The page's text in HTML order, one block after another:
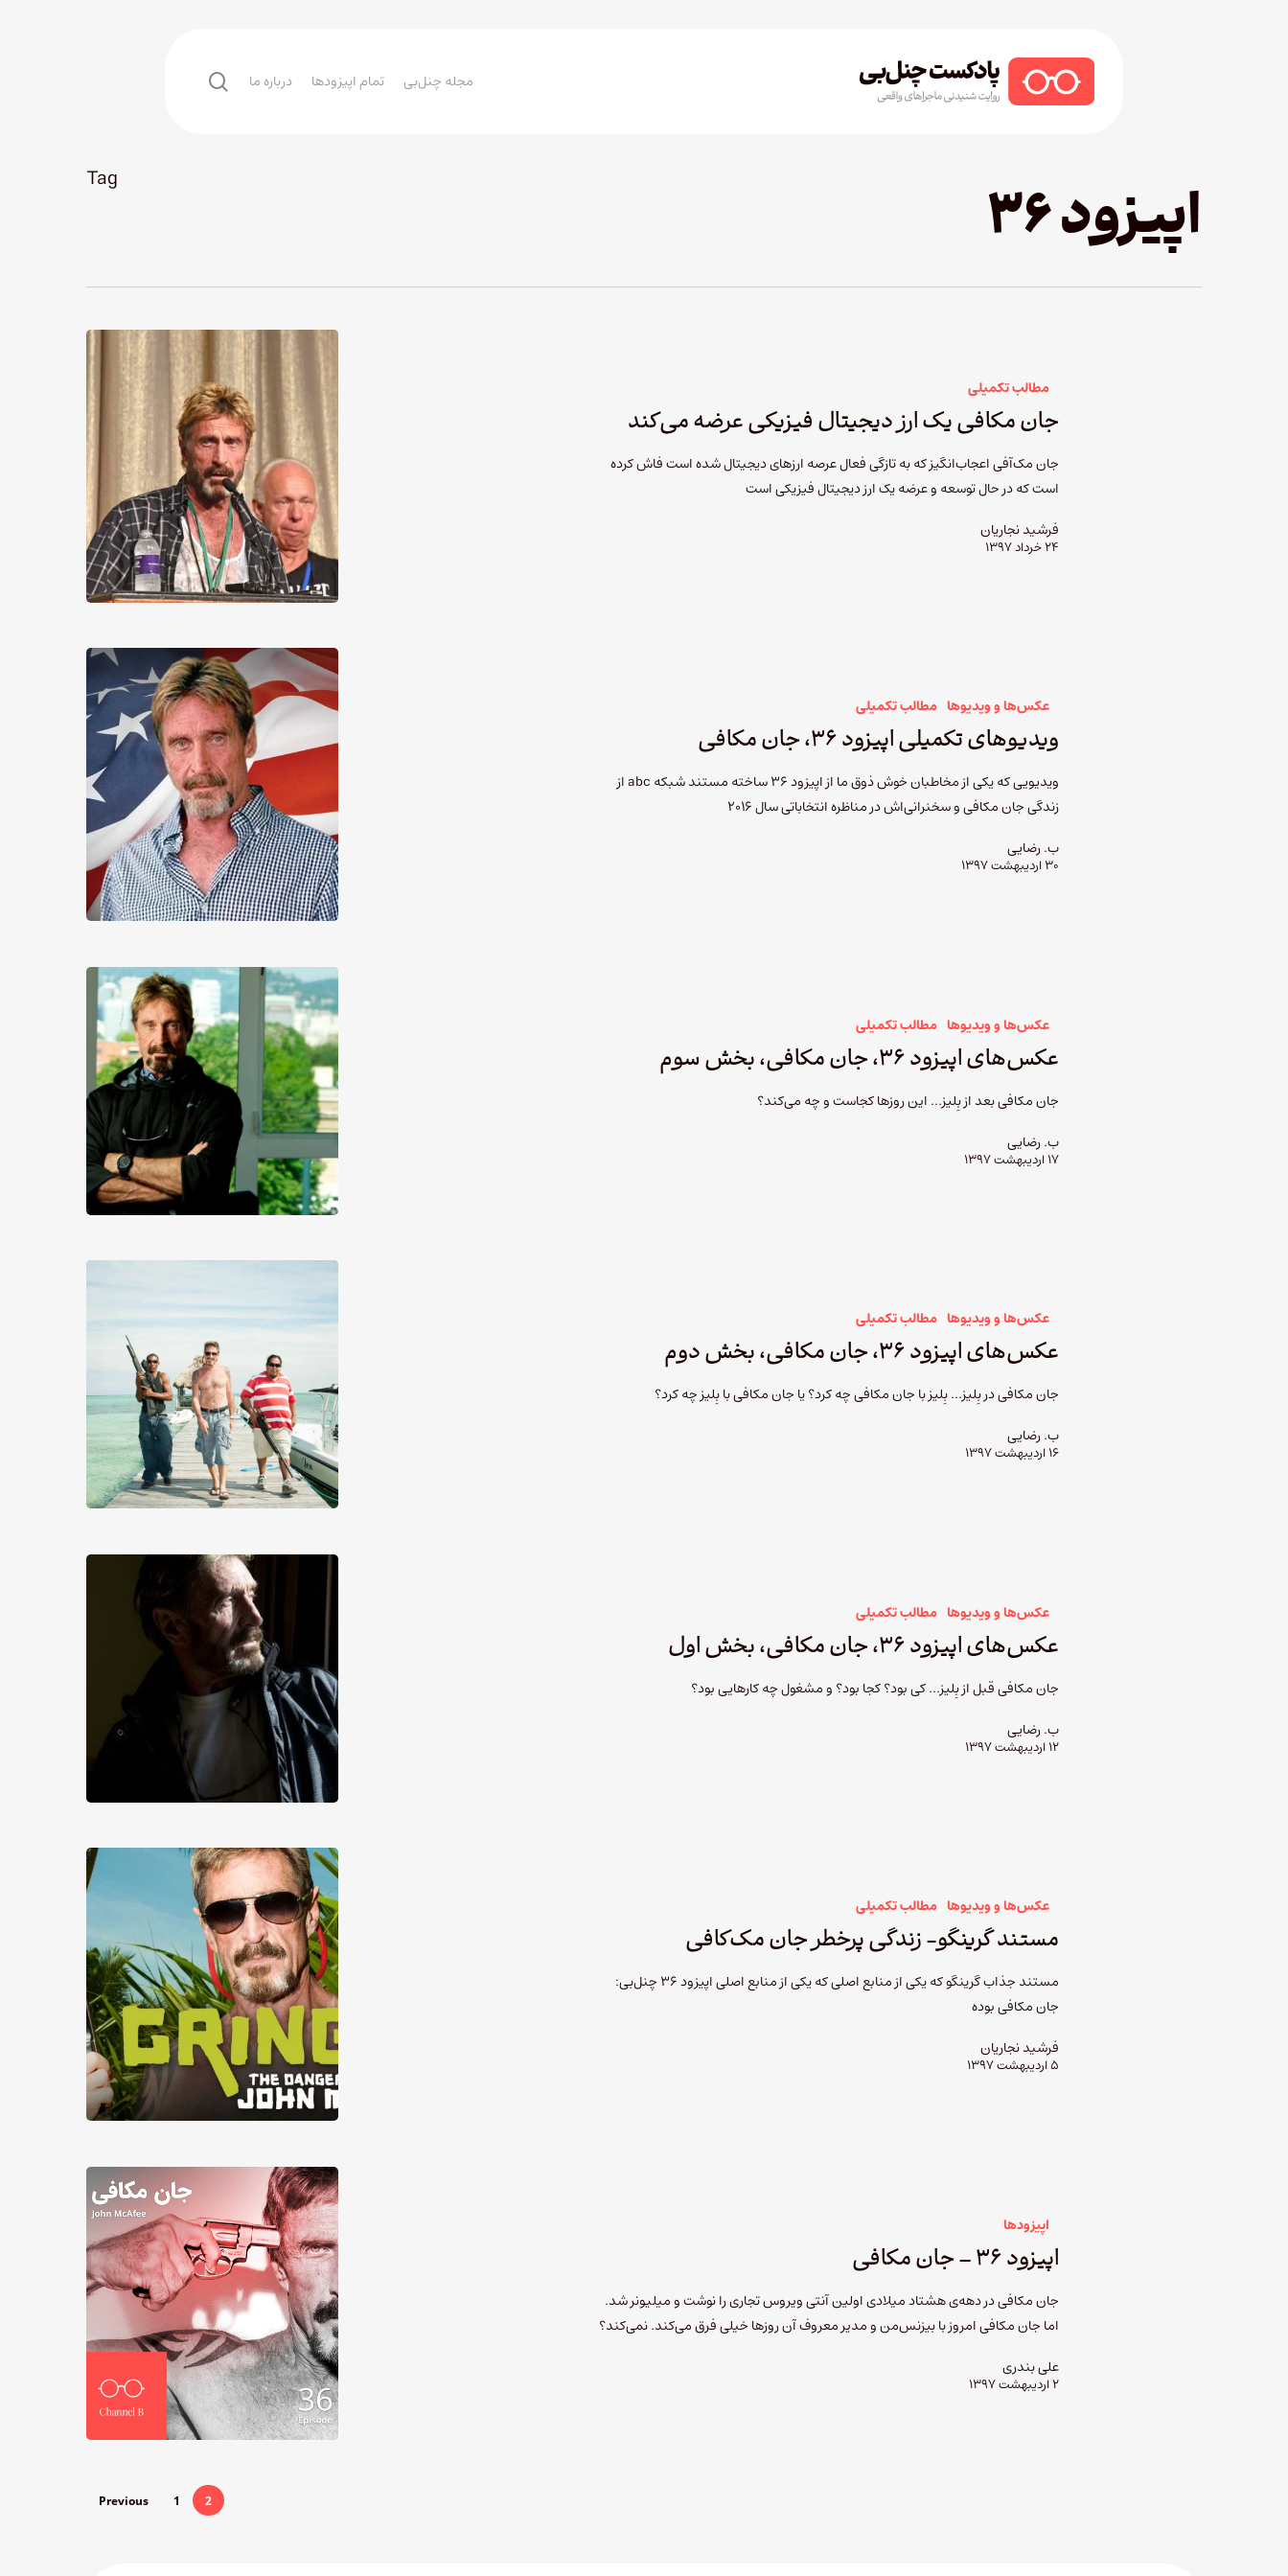
مجله چنل‌بی تمام اپیزودها درباره ما search
Tag اپیزود ۳۶
مطالب تکمیلی
جان مکافی یک ارز دیجیتال فیزیکی عرضه می‌کند
جان مک‌آفی اعجاب‌انگیز که به تازگی فعال عرصه ارز‌های دیجیتال شده است فاش کرده
است که در حال توسعه و عرضه یک ارز دیجیتال فیزیکی است
فرشید نجاریان
۲۴ خرداد ۱۳۹۷
عکس‌ها و ویدیوها مطالب تکمیلی
ویدیوهای تکمیلی اپیزود ۳۶، جان مکافی
ویدیویی که یکی از مخاطبان خوش ذوق ما از اپیزود ۳۶ ساخته مستند شبکه abc از
زندگی جان مکافی و سخنرانی‌اش در مناظره انتخاباتی سال ۲۰۱۶
ب. رضایی
۳۰ اردیبهشت ۱۳۹۷
عکس‌ها و ویدیوها مطالب تکمیلی
عکس‌های اپیزود ۳۶، جان مکافی، بخش سوم
جان مکافی بعد از بِلیز... این روزها کجاست و چه می‌کند؟
ب. رضایی
۱۷ اردیبهشت ۱۳۹۷
عکس‌ها و ویدیوها مطالب تکمیلی
عکس‌های اپیزود ۳۶، جان مکافی، بخش دوم
جان مکافی در بِلیز... بِلیز با جان مکافی چه کرد؟ یا جان مکافی با بِلیز چه کرد؟
ب. رضایی
۱۶ اردیبهشت ۱۳۹۷
عکس‌ها و ویدیوها مطالب تکمیلی
عکس‌های اپیزود ۳۶، جان مکافی، بخش اول
جان مکافی قبل از بِلیز... کی بود؟ کجا بود؟ و مشغول چه کارهایی بود؟
ب. رضایی
۱۲ اردیبهشت ۱۳۹۷
عکس‌ها و ویدیوها مطالب تکمیلی
مستند گرینگو- زندگی پرخطر جان مک‌کافی
مستند جذاب گرینگو که یکی از منابع اصلی که یکی از منابع اصلی اپیزود ۳۶ چنل‌بی:
جان مکافی بوده
فرشید نجاریان
۵ اردیبهشت ۱۳۹۷
اپیزودها
اپیزود ۳۶ – جان مکافی
جان مکافی در دهه‌ی هشتاد میلادی اولین آنتی ویروس تجاری را نوشت و میلیونر شد.
اما جان مکافی امروز با بیزنس‌من و مدیر معروف آن روزها خیلی فرق می‌کند. نمی‌کند؟
علی بندری
۲ اردیبهشت ۱۳۹۷
Previous 1 2